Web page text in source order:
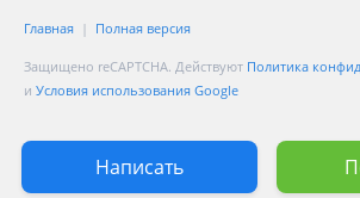
Написать
Главная Полная версия
Защищено reCAPTCHA. Действуют Политика
и Условия использования Google